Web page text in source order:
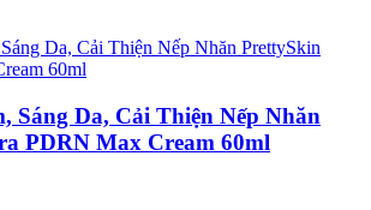
Sáng Da, Cải Thiện Nếp Nhăn
PDRN Max Cream 60ml